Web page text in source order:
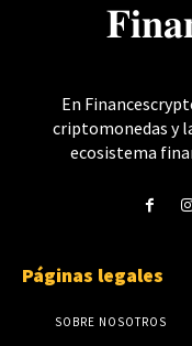
En
criptomonedas y
ecosistema
Páginas legales
SOBRE NOSOTROS